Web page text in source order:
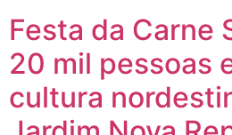
Festa da Carne
20 mil pessoas
cultura